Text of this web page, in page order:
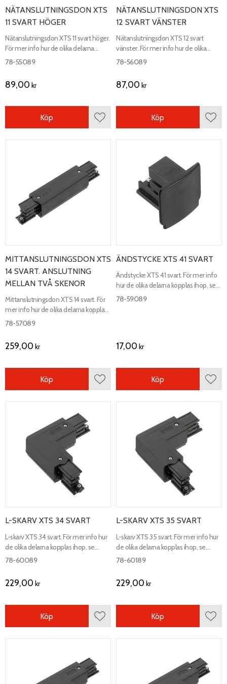
NÄTANSLUTNINGSDON XTS
11 SVART HÖGER
Nätanslutningsdon XTS 11 svart höger.
För mer info hur de olika delarna
kopplas ihop, se kopplingsschema.
78-55089
89,00 kr
Lägg till i favoriter
Köp
NÄTANSLUTNINGSDON XTS
12 SVART VÄNSTER
Nätanslutningsdon XTS 12 svart
vänster. För mer info hur de olika
delarna kopplas ihop, se
78-56089
87,00 kr
Köp
MITTANSLUTNINGSDON XTS
14 SVART. ANSLUTNING
MELLAN TVÅ SKENOR
Mittanslutningsdon XTS 14 svart. För
mer info hur de olika delarna kopplas
ihop, se kopplingsschema.
78-57089
259,00 kr
Lägg till i favoriter
Köp
ÄNDSTYCKE XTS 41 SVART
Ändstycke XTS 41 svart. För mer info
hur de olika delarna kopplas ihop, se
kopplingsschema.
78-59089
17,00 kr
Köp
L-SKARV XTS 34 SVART
L-skarv XTS 34 svart. För mer info hur
de olika delarna kopplas ihop, se
kopplingsschema.
78-60089
229,00 kr
Lägg till i favoriter
Köp
L-SKARV XTS 35 SVART
L-skarv XTS 35 svart. För mer info hur
de olika delarna kopplas ihop, se
kopplingsschema.
78-60189
229,00 kr
Köp